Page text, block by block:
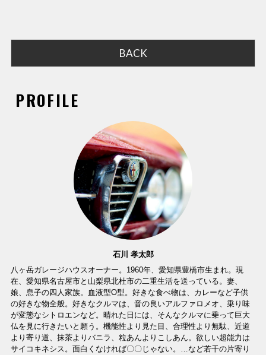
BACK
PROFILE
石川 孝太郎
八ヶ岳ガレージハウスオーナー。1960年、愛知県豊橋市生まれ。現
在、愛知県名古屋市と山梨県北杜市の二重生活を送っている。妻、
娘、息子の四人家族。血液型O型。好きな食べ物は、カレーなど子供
の好きな物全般。好きなクルマは、音の良いアルファロメオ、乗り味
が変態なシトロエンなど。晴れた日には、そんなクルマに乗って巨大
仏を見に行きたいと願う。機能性より見た目、合理性より無駄、近道
より寄り道、抹茶よりバニラ、粒あんよりこしあん。欲しい超能力は
サイコキネシス。面白くなければ〇〇じゃない。…など若干の片寄り